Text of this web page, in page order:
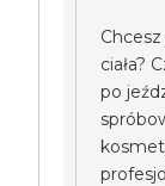
ciała?
po